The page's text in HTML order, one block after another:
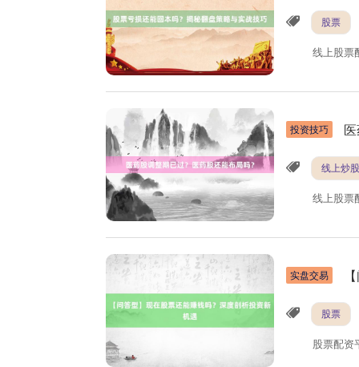
股票
线上股票
投资技巧
线上炒
线上股票
实盘交易
股票
股票配资